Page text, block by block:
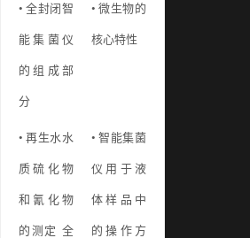
• 全封闭智
能集菌仪
的组成部
分
• 微生物的
核心特性
• 再生水水
质硫化物
和氰化物
的测定 全
• 智能集菌
仪用于液
体样品中
的操作方